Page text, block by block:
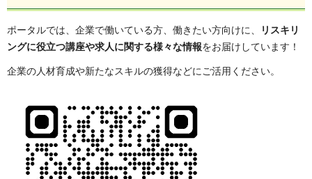
ポータルでは、企業で働いている方、働きたい方向けに、
リスキリ
ングに役立つ講座や求人に関する様々な情報をお届けしています！
企業の人材育成や新たなスキルの獲得などにご活用ください。